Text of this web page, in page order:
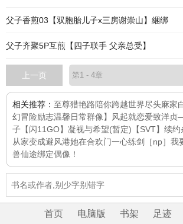
父子香煎03【双胞胎儿子x三房谢崇山】綑绑
父子齐聚5P互煎【四子联手 父亲总受】
上一页
相关推荐： 至尊猎艳路陪你跨越世界尽头麻家
幻冒险励志温馨日常群像】
风起就恋爱致洋贞
子 【闪11GO】凝视与希望(暂定) 【SVT】续
从家变成避风港她在合欢门一心练剑［np］ 我
兽仙途绑定偶像！
首页 电脑版 书架 足迹